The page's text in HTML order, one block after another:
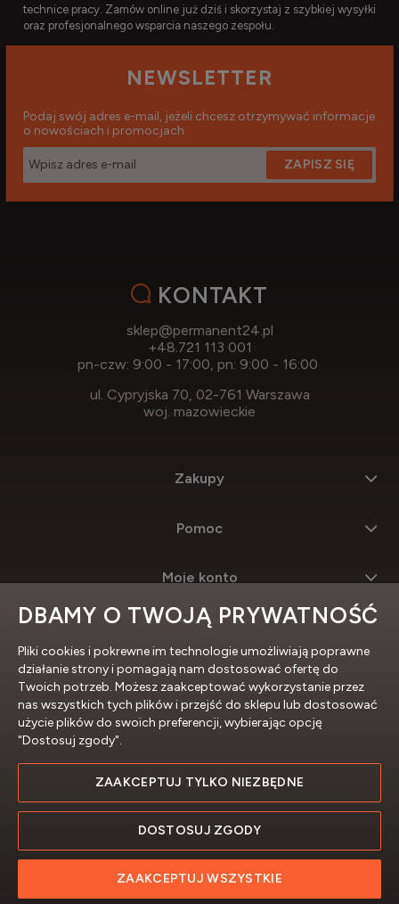
technice pracy. Zamów online już dziś i skorzystaj z szybkiej wysyłki
oraz profesjonalnego wsparcia naszego zespołu.
NEWSLETTER
Podaj swój adres e-mail, jeżeli chcesz otrzymywać informacje
o nowościach i promocjach.
ZAPISZ SIĘ
KONTAKT
sklep@permanent24.pl
+48.721 113 001
pn-czw: 9:00 - 17:00, pn: 9:00 - 16:00
ul. Cypryjska 70, 02-761 Warszawa
woj. mazowieckie
Zakupy
Pomoc
Moje konto
Informacje
Profesjonalne sklepy internetowe
DBAMY O TWOJĄ PRYWATNOŚĆ
Pliki cookies i pokrewne im technologie umożliwiają poprawne
działanie strony i pomagają nam dostosować ofertę do
Twoich potrzeb. Możesz zaakceptować wykorzystanie przez
nas wszystkich tych plików i przejść do sklepu lub dostosować
użycie plików do swoich preferencji, wybierając opcję
"Dostosuj zgody".
ZAAKCEPTUJ TYLKO NIEZBĘDNE
DOSTOSUJ ZGODY
ZAAKCEPTUJ WSZYSTKIE